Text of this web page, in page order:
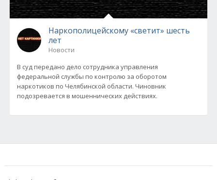
Наркополицейскому «светит» шесть
лет
Новости
В суд передано дело сотрудника управления
федеральной службы по контролю за оборотом
наркотиков по Челябинской области. Чиновник
подозревается в мошеннических действиях.